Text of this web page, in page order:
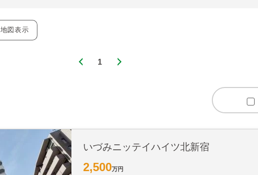
地図表示
1
いづみニッテイハイツ北新宿
2,500万円